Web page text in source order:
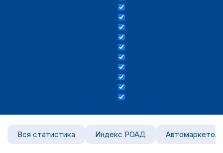
Вся статистика Индекс РОАД